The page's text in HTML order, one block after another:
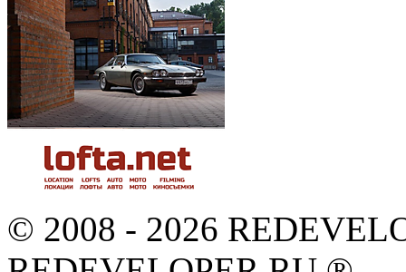
© 2008 - 2026